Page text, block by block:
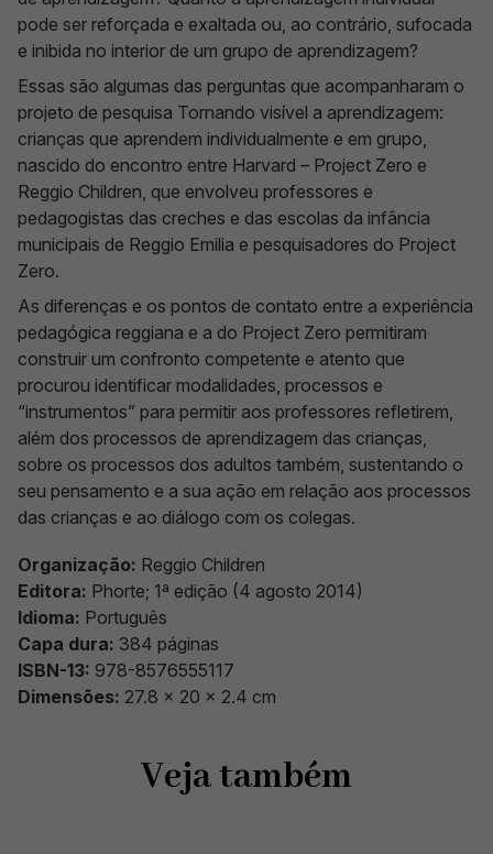
pode ser reforçada e exaltada ou, ao contrário, sufocada
e inibida no interior de um grupo de aprendizagem?
Essas são algumas das perguntas que acompanharam o
projeto de pesquisa Tornando visível a aprendizagem:
crianças que aprendem individualmente e em grupo,
nascido do encontro entre Harvard – Project Zero e
Reggio Children, que envolveu professores e
pedagogistas das creches e das escolas da infância
municipais de Reggio Emilia e pesquisadores do Project
Zero.
As diferenças e os pontos de contato entre a experiência
pedagógica reggiana e a do Project Zero permitiram
construir um confronto competente e atento que
procurou identificar modalidades, processos e
“instrumentos” para permitir aos professores refletirem,
além dos processos de aprendizagem das crianças,
sobre os processos dos adultos também, sustentando o
seu pensamento e a sua ação em relação aos processos
das crianças e ao diálogo com os colegas.
Organização: Reggio Children
Editora: Phorte; 1ª edição (4 agosto 2014)
Idioma: Português
Capa dura: 384 páginas
ISBN-13: 978-8576555117
Dimensões: 27.8 x 20 x 2.4 cm
Veja também